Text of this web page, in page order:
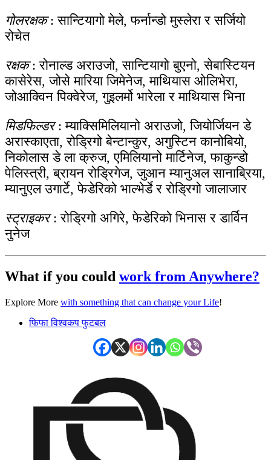
गोलरक्षक: सान्टियागो मेले, फर्नान्डो मुस्लेरा र सर्जियो
रोचेत
रक्षक: रोनाल्ड अराउजो, सान्टियागो बुएनो, सेबास्टियन
कासेरेस, जोसे मारिया जिमेनेज, माथियास ओलिभेरा,
जोआक्विन पिक्वेरेज, गुइलर्मो भारेला र माथियास भिना
मिडफिल्डर: म्याक्सिमिलियानो अराउजो, जियोर्जियन डे
अरास्काएता, रोड्रिगो बेन्टान्कुर, अगुस्टिन कानोबियो,
निकोलास डे ला क्रुज, एमिलियानो मार्टिनेज, फाकुन्डो
पेलिस्त्री, ब्रायन रोड्रिगेज, जुआन म्यानुअल सानाब्रिया,
म्यानुएल उगार्टे, फेडेरिको भाल्भेर्डे र रोड्रिगो जालाजार
स्ट्राइकर: रोड्रिगो अगिरे, फेडेरिको भिनास र डार्विन
नुनेज
What if you could work from Anywhere?
Explore More with something that can change your Life!
फिफा विश्वकप फुटबल